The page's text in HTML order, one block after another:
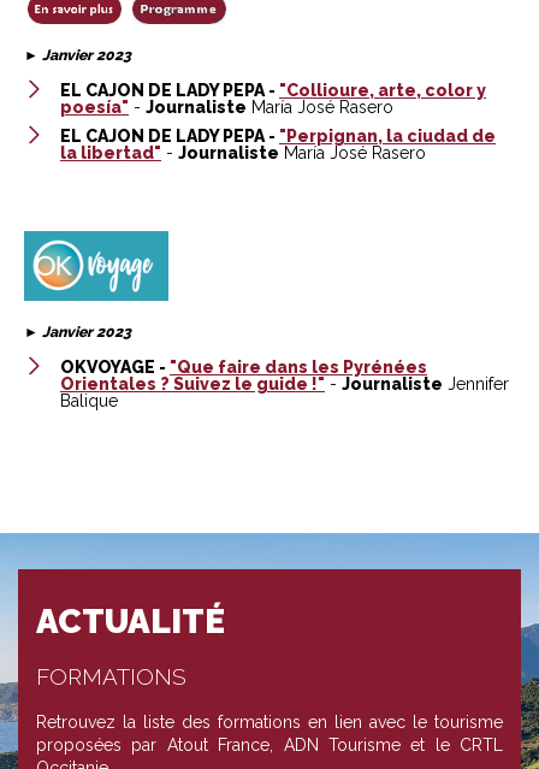
► Janvier 2023
EL CAJON DE LADY PEPA - "Collioure, arte, color y
poesía" - Journaliste María José Rasero
EL CAJON DE LADY PEPA - "Perpignan, la ciudad de
la libertad" - Journaliste María José Rasero
► Janvier 2023
OKVOYAGE - "Que faire dans les Pyrénées
Orientales ? Suivez le guide !" - Journaliste Jennifer
Balique
ACTUALITÉ
FORMATIONS
Retrouvez la liste des formations en lien avec le tourisme
proposées par Atout France, ADN Tourisme et le CRTL